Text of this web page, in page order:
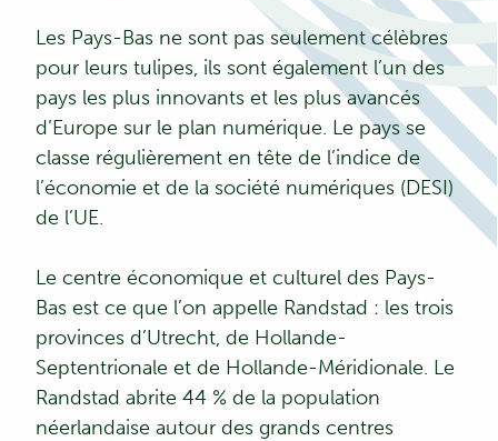
Les Pays-Bas ne sont pas seulement célèbres
pour leurs tulipes, ils sont également l’un des
pays les plus innovants et les plus avancés
d’Europe sur le plan numérique. Le pays se
classe régulièrement en tête de l’indice de
l’économie et de la société numériques (DESI)
de l’UE.
Le centre économique et culturel des Pays-
Bas est ce que l’on appelle Randstad : les trois
provinces d’Utrecht, de Hollande-
Septentrionale et de Hollande-Méridionale. Le
Randstad abrite 44 % de la population
néerlandaise autour des grands centres